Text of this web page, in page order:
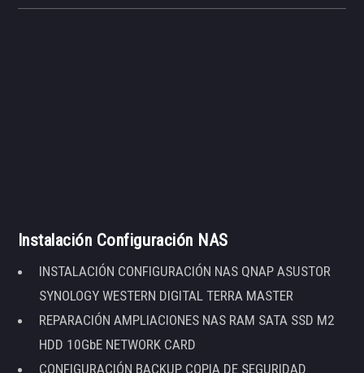
Instalación Configuración NAS
INSTALACIÓN CONFIGURACIÓN NAS QNAP ASUSTOR
SYNOLOGY WESTERN DIGITAL TERRA MASTER
REPARACIÓN AMPLIACIONES NAS RAM SATA SSD M2
HDD 10GbE NETWORK CARD
CONFIGURACIÓN BACKUP COPIA DE SEGURIDAD